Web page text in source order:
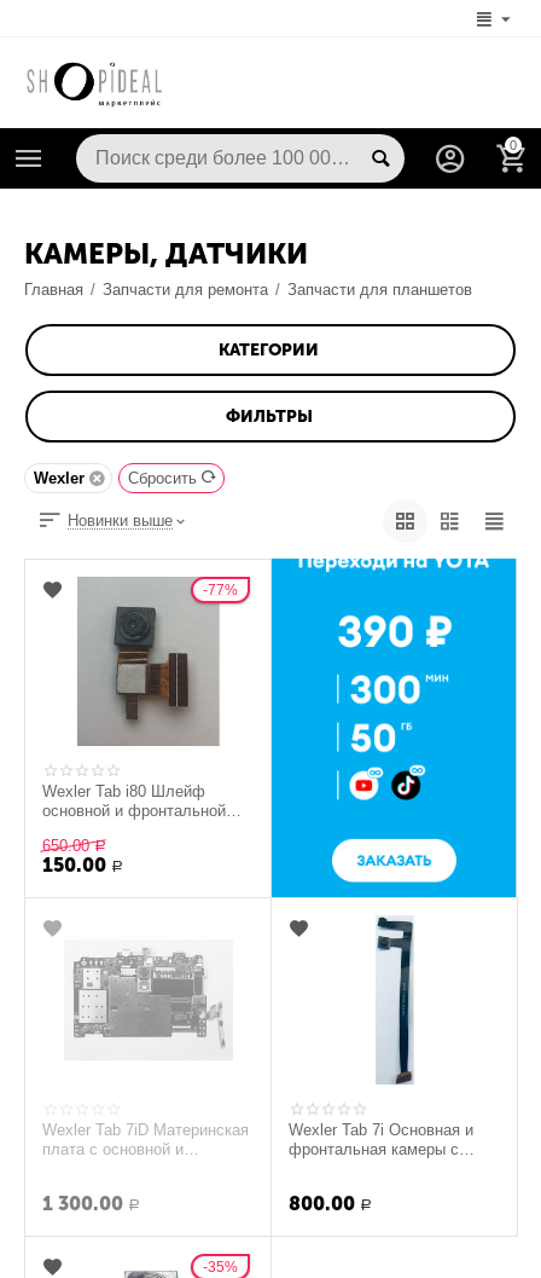
0
КАМЕРЫ, ДАТЧИКИ
Главная / Запчасти для ремонта / Запчасти для планшетов
КАТЕГОРИИ
ФИЛЬТРЫ
Wexler Сбросить
Новинки выше
77%
Wexler Tab i80 Шлейф
основной и фронтальной
650.00 Р
150.00 Р
Wexler Tab 7iD Материнская
плата с основной и
1 300.00 Р
Wexler Tab 7i Основная и
фронтальная камеры с
800.00 Р
35%